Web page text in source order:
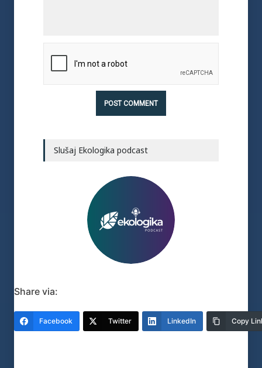
Slušaj Ekologika podcast
Share via:
Facebook Twitter LinkedIn Copy